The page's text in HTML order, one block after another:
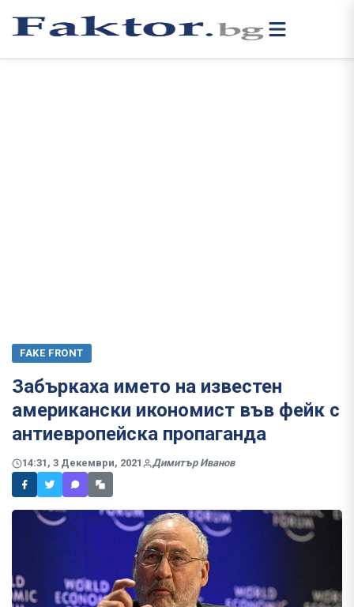
FAKE FRONT
Забъркаха името на известен
американски икономист във фейк с
антиевропейска пропаганда
14:31, 3 Декември, 2021 Димитър Иванов